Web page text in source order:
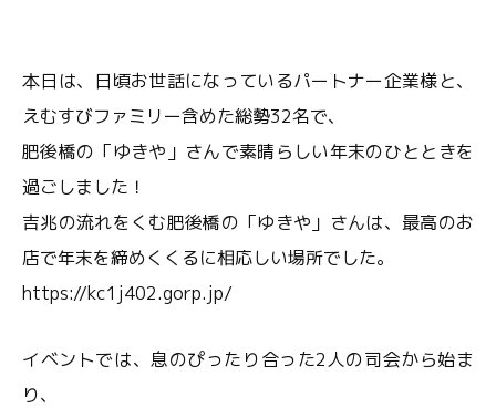
本日は、日頃お世話になっているパートナー企業様と、
えむすびファミリー含めた総勢32名で、
肥後橋の「ゆきや」さんで素晴らしい年末のひとときを
過ごしました！
吉兆の流れをくむ肥後橋の「ゆきや」さんは、最高のお
店で年末を締めくくるに相応しい場所でした。
https://kc1j402.gorp.jp/
イベントでは、息のぴったり合った2人の司会から始ま
り、